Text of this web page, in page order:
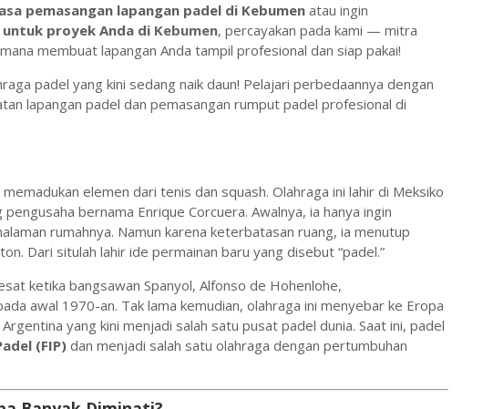
pemasangan lapangan padel di Kebumenatau ingin
proyek Anda di Kebumen, percayakan pada kami — mitra
membuat lapangan Anda tampil profesional dan siap pakai!
padel yang kini sedang naik daun! Pelajari perbedaannya dengan
lapangan padel dan pemasangan rumput padel profesional di
elemen dari tenis dan squash. Olahraga ini lahir di Meksiko
bernama Enrique Corcuera. Awalnya, ia hanya ingin
rumahnya. Namun karena keterbatasan ruang, ia menutup
Dari situlah lahir ide permainan baru yang disebut “padel.”
ketika bangsawan Spanyol, Alfonso de Hohenlohe,
awal 1970-an. Tak lama kemudian, olahraga ini menyebar ke Eropa
yang kini menjadi salah satu pusat padel dunia. Saat ini, padel
(FIP) dan menjadi salah satu olahraga dengan pertumbuhan